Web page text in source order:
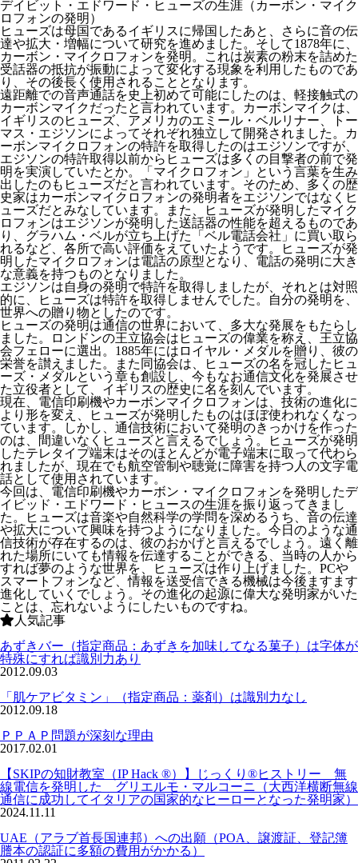
デイビット・エドワード・ヒューズの生涯（カーボン・マイク
ロフォンの発明）
ヒューズは母国であるイギリスに帰国したあと、さらに音の伝
達や拡大・増幅について研究を進めました。そして1878年に、
カーボン・マイクロフォンを発明。これは炭素の粉末を詰めた
受話器の抵抗が振動によって変化する現象を利用したものであ
り、その後長く使用されることとなります。
遠距離での音声通話を史上初めて可能にしたのは、軽接触式の
カーボンマイクだったと言われています。カーボンマイクは、
イギリスのヒューズ、アメリカのエミール・ベルリナー、トー
マス・エジソンによってそれぞれ独立して開発されました。カ
ーボンマイクロフォンの特許を取得したのはエジソンですが、
エジソンの特許取得以前からヒューズは多くの目撃者の前で発
明を実演していたとか。「マイクロフォン」という言葉を生み
出したのもヒューズだと言われています。そのため、多くの歴
史家はカーボンマイクロフォンの発明者をエジソンではなくヒ
ューズだとみなしています。また、ヒューズが発明したマイク
ロフォンはエジソンが発明した送話器の性能を超えるものであ
り、グラハム・ベルが立ち上げた「ベル電話会社」に買い取ら
れるなど、各所で高い評価をえていたようです。ヒューズが発
明したマイクロフォンは電話の原型となり、電話の発明に大き
な意義を持つものとなりました。
エジソンは自身の発明で特許を取得しましたが、それとは対照
的に、ヒューズは特許を取得しませんでした。自分の発明を、
世界への贈り物としたのです。
ヒューズの発明は通信の世界において、多大な発展をもたらし
ました。ロンドンの王立協会はヒューズの偉業を称え、王立協
会フェローに選出。1885年にはロイヤル・メダルを贈り、彼の
栄誉を讃えました。また同協会は、ヒューズの名を冠したヒュ
ーズ・メダルという章も創設し、今もなお通信文化を発展させ
た立役者として、イギリスの歴史に名を刻んでいます。
現在、電信印刷機やカーボンマイクロフォンは、技術の進化に
より形を変え、ヒューズが発明したものはほぼ使われなくなっ
ています。しかし、通信技術において発明のきっかけを作った
のは、間違いなくヒューズと言えるでしょう。ヒューズが発明
したテレタイプ端末はそのほとんどが電子端末に取って代わら
れましたが、現在でも航空管制や聴覚に障害を持つ人の文字電
話として使用されています。
今回は、電信印刷機やカーボン・マイクロフォンを発明したデ
イビッド・エドワード・ヒュースの生涯を振り返ってきまし
た。ヒューズは音楽や自然科学の学問を深めるうち、音の伝達
や拡大について興味を持つようになりました。今日のような通
信技術が存在するのは、彼のおかげと言えるでしょう。遠く離
れた場所にいても情報を伝達することができる、当時の人から
すれば夢のような世界を、ヒューズは作り上げました。PCや
スマートフォンなど、情報を送受信できる機械は今後ますます
進化していくでしょう。その進化の起源に偉大な発明家がいた
ことは、忘れないようにしたいものですね。
人気記事
あずきバー（指定商品：あずきを加味してなる菓子）は字体が
特殊にすれば識別力あり
2012.09.03
「肌ケアビタミン」（指定商品：薬剤）は識別力なし
2012.09.18
ＰＰＡＰ問題が深刻な理由
2017.02.01
【SKIPの知財教室（IP Hack ®）】じっくり®ヒストリー 無
線電信を発明した グリエルモ・マルコーニ（大西洋横断無線
通信に成功してイタリアの国家的なヒーローとなった発明家）
2024.11.11
UAE（アラブ首長国連邦）への出願（POA、譲渡証、登記簿
謄本の認証に多額の費用がかかる）